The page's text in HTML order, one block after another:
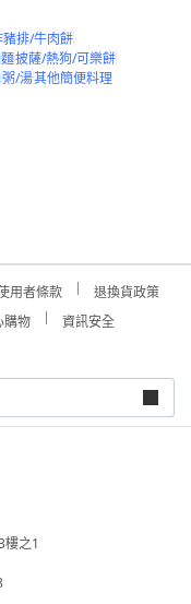
豬排/牛肉餅
披薩/熱狗/可樂餅
粥/湯其他簡便料理
用者條款
退換貨政策
購物
資訊安全
樓之1